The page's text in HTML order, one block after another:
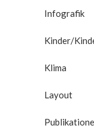
Infografik
Kinder/
Klima
Layout